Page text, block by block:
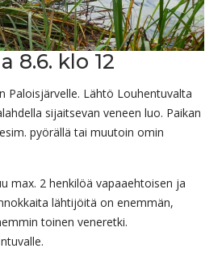
8.6. klo 12
Paloisjärvelle. Lähtö Louhentuvalta
sijaitsevan veneen luo. Paikan
pyörällä tai muutoin omin
max. 2 henkilöä vapaaehtoisen ja
lähtijöitä on enemmän,
toinen veneretki.